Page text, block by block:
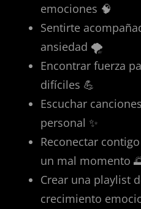
emociones 🧠
Sentirte
ansiedad 🌪️
Encontrar fuerza
difíciles 💪
Escuchar
personal ✨
Reconectar
un mal momento
Crear una playlist
crecimiento